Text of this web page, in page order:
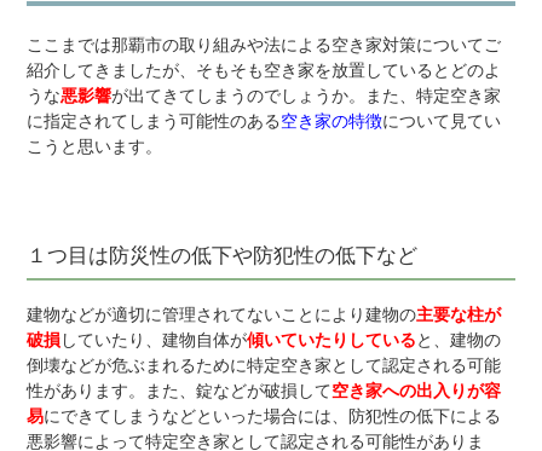
ここまでは那覇市の取り組みや法による空き家対策についてご
紹介してきましたが、そもそも空き家を放置しているとどのよ
うな悪影響が出てきてしまうのでしょうか。また、特定空き家
に指定されてしまう可能性のある空き家の特徴について見てい
こうと思います。
１つ目は防災性の低下や防犯性の低下など
建物などが適切に管理されてないことにより建物の主要な柱が
破損していたり、建物自体が傾いていたりしていると、建物の
倒壊などが危ぶまれるために特定空き家として認定される可能
性があります。また、錠などが破損して空き家への出入りが容
易にできてしまうなどといった場合には、防犯性の低下による
悪影響によって特定空き家として認定される可能性がありま